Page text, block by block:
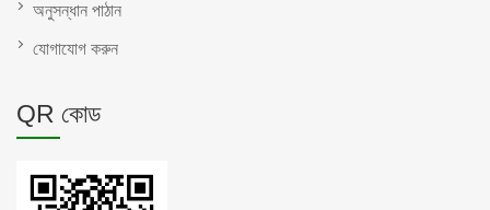
অনুসন্ধান পাঠান
যোগাযোগ করুন
QR কোড